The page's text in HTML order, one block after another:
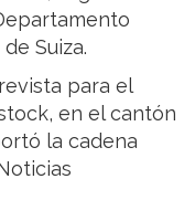
Suiza.
para el
en el cantón
la cadena